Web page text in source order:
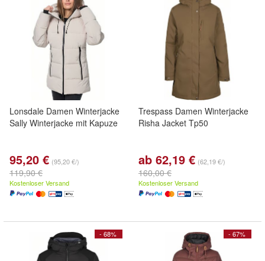
Lonsdale Damen Winterjacke
Sally Winterjacke mit Kapuze
95,20 € (95,20 €/)
119,90 €
Kostenloser Versand
Trespass Damen Winterjacke
Risha Jacket Tp50
ab 62,19 € (62,19 €/)
160,00 €
Kostenloser Versand
- 68% - 67%